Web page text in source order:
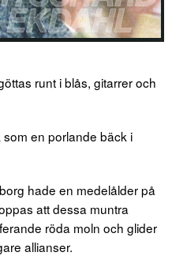
runt i blås, gitarrer och
en porlande bäck i
hade en medelålder på
att dessa muntra
röda moln och glider
allianser.